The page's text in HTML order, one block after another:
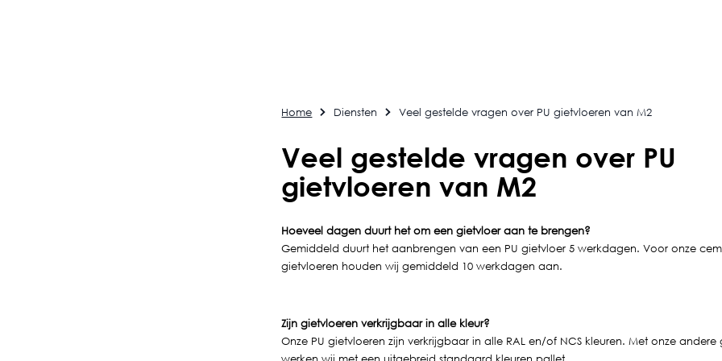
Home Diensten Veel gestelde vragen over PU gietvloeren van M2
Veel gestelde vragen over PU
gietvloeren van M2
Hoeveel dagen duurt het om een gietvloer aan te brengen?
Gemiddeld duurt het aanbrengen van een PU gietvloer 5 werkdagen. Voor onze
gietvloeren houden wij gemiddeld 10 werkdagen aan.
Zijn gietvloeren verkrijgbaar in alle kleur?
Onze PU gietvloeren zijn verkrijgbaar in alle RAL en/of NCS kleuren. Met onze andere